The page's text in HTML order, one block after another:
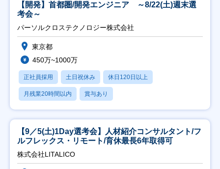
【開発】首都圏/開発エンジニア ～8/22(土)週末選
考会～
パーソルクロステクノロジー株式会社
東京都
450万~1000万
正社員採用 土日祝休み 休日120日以上
月残業20時間以内 賞与あり
【9／5(土)1Day選考会】人材紹介コンサルタント/フ
ルフレックス・リモート/育休最長6年取得可
株式会社LITALICO